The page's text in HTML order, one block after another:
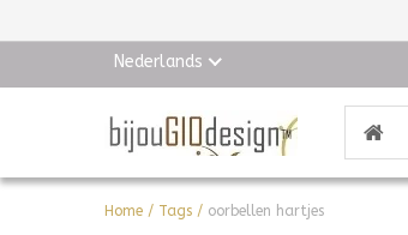
Nederlands
Home / Tags / oorbellen hartjes